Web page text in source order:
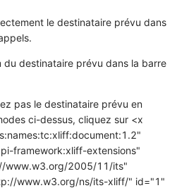
le destinataire prévu dans
du destinataire prévu dans la barre
pas le destinataire prévu en
ci-dessus, cliquez sur <x
framework:xliff-extensions"
www.w3.org/2005/11/its"
www.w3.org/ns/its-xliff/" id="1"